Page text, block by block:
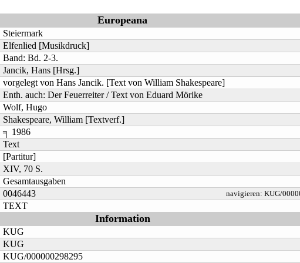
Europeana
Steiermark
Elfenlied [Musikdruck]
Band: Bd. 2-3.
Jancik, Hans [Hrsg.]
vorgelegt von Hans Jancik. [Text von William Shakespeare]
Enth. auch: Der Feuerreiter / Text von Eduard Mörike
Wolf, Hugo
Shakespeare, William [Textverf.]
╕ 1986
Text
[Partitur]
XIV, 70 S.
Gesamtausgaben
0046443 navigieren: KUG/
TEXT
Information
KUG
KUG
KUG/000000298295